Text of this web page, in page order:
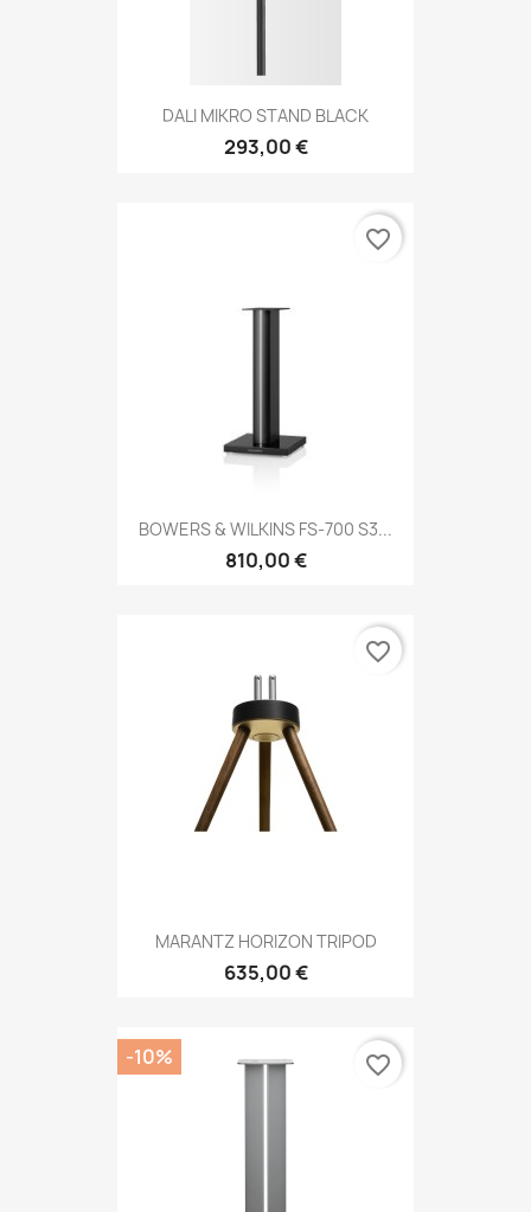
DALI MIKRO STAND BLACK
293,00 €
BOWERS & WILKINS FS‑700 S3...
810,00 €
favorite_border
MARANTZ HORIZON TRIPOD
635,00 €
favorite_border
-10% favorite_border